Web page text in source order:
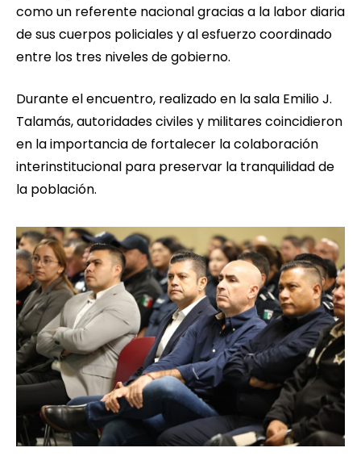
como un referente nacional gracias a la labor diaria
de sus cuerpos policiales y al esfuerzo coordinado
entre los tres niveles de gobierno.
Durante el encuentro, realizado en la sala Emilio J.
Talamás, autoridades civiles y militares coincidieron
en la importancia de fortalecer la colaboración
interinstitucional para preservar la tranquilidad de
la población.